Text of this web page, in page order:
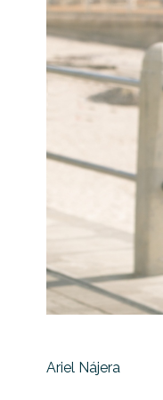
Ariel Nájera